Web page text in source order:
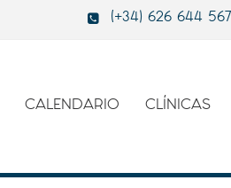
(+34) 626 644 567
CALENDARIO CLÍNICAS